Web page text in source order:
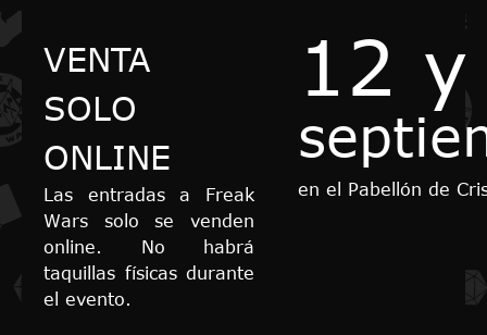
12
en el Pabellón de
VENTA
SOLO
ONLINE
Las entradas a Freak
Wars solo se venden
online. No habrá
taquillas físicas durante
el evento.